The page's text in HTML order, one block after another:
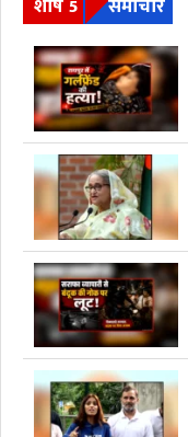
शीर्ष 5 समाचार